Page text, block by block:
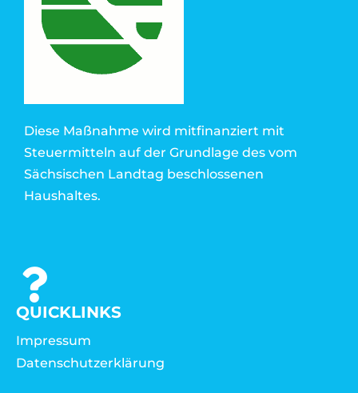
Diese Maßnahme wird mitfinanziert mit
Steuermitteln auf der Grundlage des vom
Sächsischen Landtag beschlossenen
Haushaltes.
QUICKLINKS
Impressum
Datenschutzerklärung